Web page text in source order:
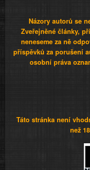
Názory autorů se
Zveřejněné články,
neneseme za ně
příspěvků za porušení
osobní práva
Táto stránka není
než